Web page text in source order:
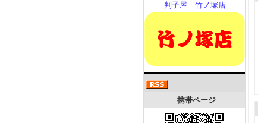
判子屋 竹ノ塚店
携帯ページ